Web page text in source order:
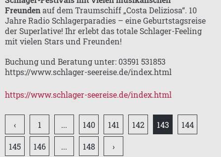
GRAZIANO UND SEINE FREUNDE
GRAZIANO ZUSAMMEN MIT ANDEREN
Freundenauf dem Traumschiff „Costa Deliziosa“. 10
Jahre Radio Schlagerparadies – eine Geburtstagsreise
der Superlative! Ihr erlebt das totale Schlager-Feeling
mit vielen Stars und Freunden!
Buchung und Beratung unter: 03591 531853
https://www.schlager-seereise.de/index.html
https://www.schlager-seereise.de/index.html
‹ 1 ... 140 141 142 143 144
145 146 ... 148 ›